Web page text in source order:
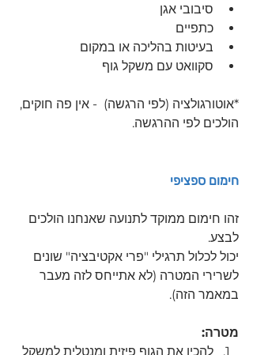
סיבובי אגן
כתפיים
בעיטות בהליכה או במקום
סקוואט עם משקל גוף
*אוטורגולציה (לפי הרגשה)  - אין פה חוקים,
הולכים לפי ההרגשה.
חימום ספציפי
זהו חימום ממוקד לתנועה שאנחנו הולכים
לבצע.
יכול לכלול תרגילי "פרי אקטיבציה" שונים
לשרירי המטרה (לא אתייחס לזה מעבר
במאמר הזה).
מטרה:
להכין את הגוף פיזית ומנטלית למשקל